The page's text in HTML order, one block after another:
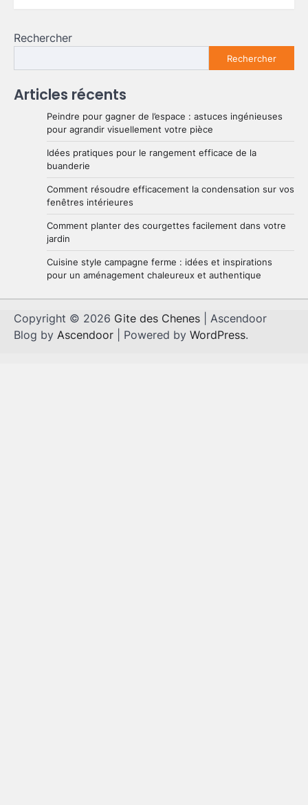
Rechercher
Rechercher
Articles récents
Peindre pour gagner de l’espace : astuces ingénieuses
pour agrandir visuellement votre pièce
Idées pratiques pour le rangement efficace de la
buanderie
Comment résoudre efficacement la condensation sur vos
fenêtres intérieures
Comment planter des courgettes facilement dans votre
jardin
Cuisine style campagne ferme : idées et inspirations
pour un aménagement chaleureux et authentique
Copyright © 2026 Gite des Chenes | Ascendoor
Blog by Ascendoor | Powered by WordPress.